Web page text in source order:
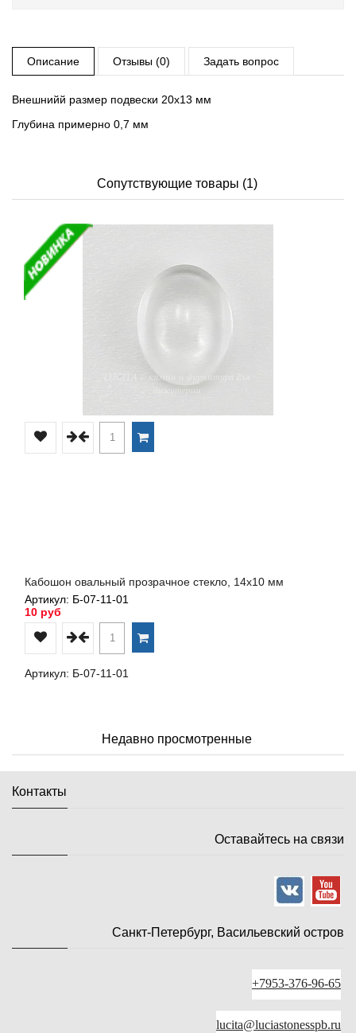
Описание Отзывы (0) Задать вопрос
Внешнийй размер подвески 20х13 мм
Глубина примерно 0,7 мм
Сопутствующие товары (1)
Кабошон овальный прозрачное стекло, 14х10 мм
Артикул: Б-07-11-01
10 руб
Артикул: Б-07-11-01
Недавно просмотренные
Контакты
Оставайтесь на связи
Санкт-Петербург, Васильевский остров
+7953-376-96-65
lucita@luciastonesspb.ru